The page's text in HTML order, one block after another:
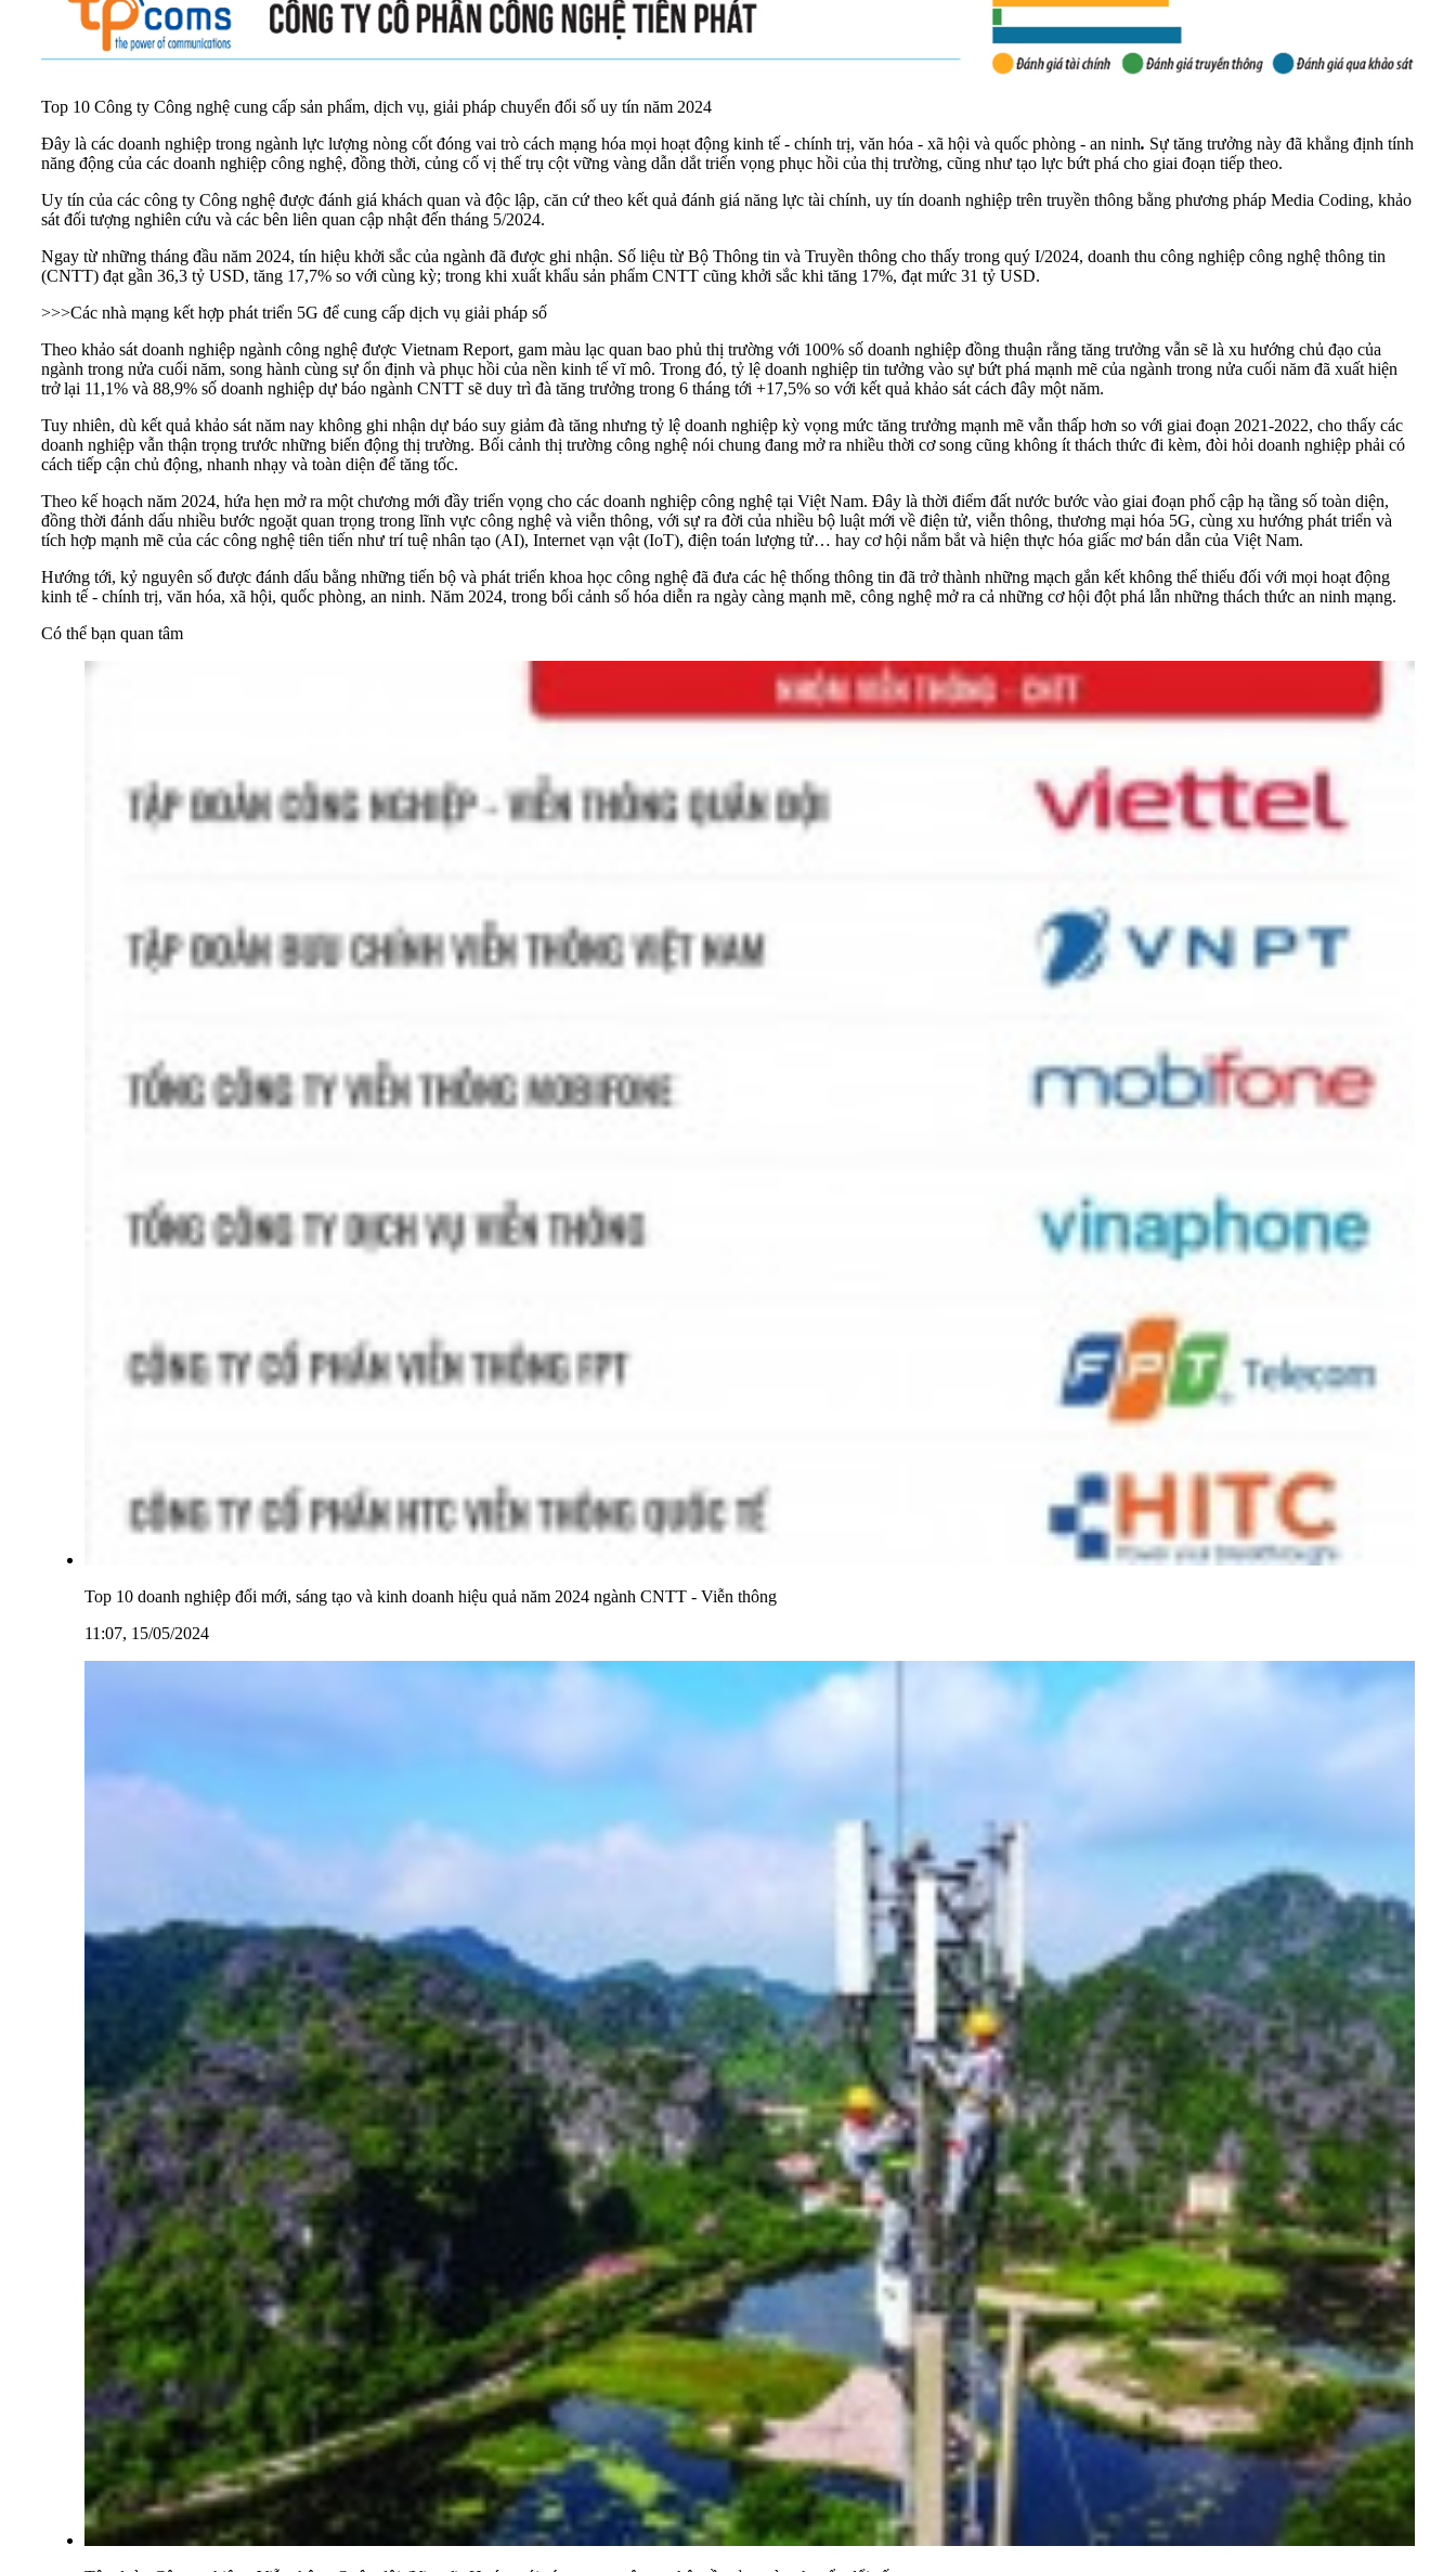
Top 10 Công ty Công nghệ cung cấp sản phẩm, dịch vụ, giải pháp chuyển đổi số uy tín năm 2024
Đây là các doanh nghiệp trong ngành lực lượng nòng cốt đóng vai trò cách mạng hóa mọi hoạt động kinh tế - chính trị, văn hóa - xã hội và quốc phòng - an ninh. Sự tăng trưởng này đã khẳng định tính
năng động của các doanh nghiệp công nghệ, đồng thời, củng cố vị thế trụ cột vững vàng dẫn dắt triển vọng phục hồi của thị trường, cũng như tạo lực bứt phá cho giai đoạn tiếp theo.
Uy tín của các công ty Công nghệ được đánh giá khách quan và độc lập, căn cứ theo kết quả đánh giá năng lực tài chính, uy tín doanh nghiệp trên truyền thông bằng phương pháp Media Coding, khảo
sát đối tượng nghiên cứu và các bên liên quan cập nhật đến tháng 5/2024.
Ngay từ những tháng đầu năm 2024, tín hiệu khởi sắc của ngành đã được ghi nhận. Số liệu từ Bộ Thông tin và Truyền thông cho thấy trong quý I/2024, doanh thu công nghiệp công nghệ thông tin
(CNTT) đạt gần 36,3 tỷ USD, tăng 17,7% so với cùng kỳ; trong khi xuất khẩu sản phẩm CNTT cũng khởi sắc khi tăng 17%, đạt mức 31 tỷ USD.
>>>Các nhà mạng kết hợp phát triển 5G để cung cấp dịch vụ giải pháp số
Theo khảo sát doanh nghiệp ngành công nghệ được Vietnam Report, gam màu lạc quan bao phủ thị trường với 100% số doanh nghiệp đồng thuận rằng tăng trưởng vẫn sẽ là xu hướng chủ đạo của
ngành trong nửa cuối năm, song hành cùng sự ổn định và phục hồi của nền kinh tế vĩ mô. Trong đó, tỷ lệ doanh nghiệp tin tưởng vào sự bứt phá mạnh mẽ của ngành trong nửa cuối năm đã xuất hiện
trở lại 11,1% và 88,9% số doanh nghiệp dự báo ngành CNTT sẽ duy trì đà tăng trưởng trong 6 tháng tới +17,5% so với kết quả khảo sát cách đây một năm.
Tuy nhiên, dù kết quả khảo sát năm nay không ghi nhận dự báo suy giảm đà tăng nhưng tỷ lệ doanh nghiệp kỳ vọng mức tăng trưởng mạnh mẽ vẫn thấp hơn so với giai đoạn 2021-2022, cho thấy các
doanh nghiệp vẫn thận trọng trước những biến động thị trường. Bối cảnh thị trường công nghệ nói chung đang mở ra nhiều thời cơ song cũng không ít thách thức đi kèm, đòi hỏi doanh nghiệp phải có
cách tiếp cận chủ động, nhanh nhạy và toàn diện để tăng tốc.
Theo kế hoạch năm 2024, hứa hẹn mở ra một chương mới đầy triển vọng cho các doanh nghiệp công nghệ tại Việt Nam. Đây là thời điểm đất nước bước vào giai đoạn phổ cập hạ tầng số toàn diện,
đồng thời đánh dấu nhiều bước ngoặt quan trọng trong lĩnh vực công nghệ và viễn thông, với sự ra đời của nhiều bộ luật mới về điện tử, viễn thông, thương mại hóa 5G, cùng xu hướng phát triển và
tích hợp mạnh mẽ của các công nghệ tiên tiến như trí tuệ nhân tạo (AI), Internet vạn vật (IoT), điện toán lượng tử… hay cơ hội nắm bắt và hiện thực hóa giấc mơ bán dẫn của Việt Nam.
Hướng tới, kỷ nguyên số được đánh dấu bằng những tiến bộ và phát triển khoa học công nghệ đã đưa các hệ thống thông tin đã trở thành những mạch gắn kết không thể thiếu đối với mọi hoạt động
kinh tế - chính trị, văn hóa, xã hội, quốc phòng, an ninh. Năm 2024, trong bối cảnh số hóa diễn ra ngày càng mạnh mẽ, công nghệ mở ra cả những cơ hội đột phá lẫn những thách thức an ninh mạng.
Có thể bạn quan tâm
Top 10 doanh nghiệp đổi mới, sáng tạo và kinh doanh hiệu quả năm 2024 ngành CNTT - Viễn thông
11:07, 15/05/2024